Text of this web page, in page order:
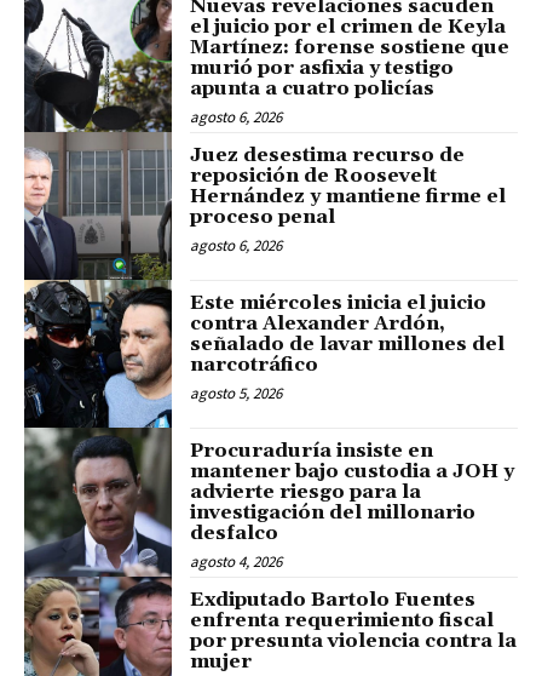
Nuevas revelaciones sacuden
el juicio por el crimen de Keyla
Martínez: forense sostiene que
murió por asfixia y testigo
apunta a cuatro policías
agosto 6, 2026
Juez desestima recurso de
reposición de Roosevelt
Hernández y mantiene firme el
proceso penal
agosto 6, 2026
Este miércoles inicia el juicio
contra Alexander Ardón,
señalado de lavar millones del
narcotráfico
agosto 5, 2026
Procuraduría insiste en
mantener bajo custodia a JOH y
advierte riesgo para la
investigación del millonario
desfalco
agosto 4, 2026
Exdiputado Bartolo Fuentes
enfrenta requerimiento fiscal
por presunta violencia contra la
mujer